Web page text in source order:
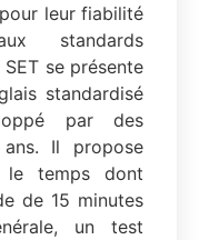
leur fiabilité
standards
se présente
standardisé
par des
Il propose
le temps dont
de 15 minutes
un test